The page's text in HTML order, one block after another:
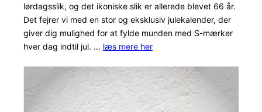
baseret på
kundebedø
mmelser
lørdagsslik, og det ikoniske slik er allerede blevet 66 år.
Det fejrer vi med en stor og eksklusiv julekalender, der
giver dig mulighed for at fylde munden med S-mærker
hver dag indtil jul. … læs mere her